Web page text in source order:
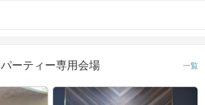
パーティー専用会場 一覧